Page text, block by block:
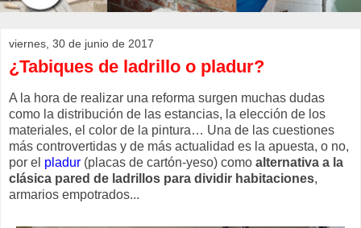
viernes, 30 de junio de 2017
¿Tabiques de ladrillo o pladur?
A la hora de realizar una reforma surgen muchas dudas
como la distribución de las estancias, la elección de los
materiales, el color de la pintura… Una de las cuestiones
más controvertidas y de más actualidad es la apuesta, o no,
por el pladur (placas de cartón-yeso) como alternativa a la
clásica pared de ladrillos para dividir habitaciones,
armarios empotrados...